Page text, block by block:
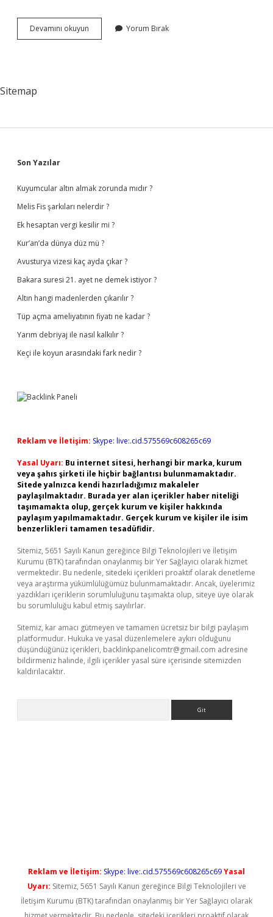
Devamını okuyun Aşurenin
Rengi
Yorum Bırak
Sitemap
Sidebar
Son Yazılar
Kuyumcular altın almak zorunda mıdır ?
Melis Fis şarkıları nelerdir ?
Ek hesaptan vergi kesilir mi ?
Kur’an’da dünya düz mü ?
Avusturya vizesi kaç ayda çıkar ?
Bakara suresi 21. ayet ne demek istiyor ?
Altın hangi madenlerden çıkarılır ?
Tüp açma ameliyatının fiyatı ne kadar ?
Yarım debriyaj ile nasıl kalkılır ?
Keçi ile koyun arasındaki fark nedir ?
Reklam ve İletişim: Skype: live:.cid.575569c608265c69
Yasal Uyarı: Bu internet sitesi, herhangi bir marka, kurum
veya şahıs şirketi ile hiçbir bağlantısı bulunmamaktadır.
Sitede yalnızca kendi hazırladığımız makaleler
paylaşılmaktadır. Burada yer alan içerikler haber niteliği
taşımamakta olup, gerçek kurum ve kişiler hakkında
paylaşım yapılmamaktadır. Gerçek kurum ve kişiler ile isim
benzerlikleri tamamen tesadüfidir.
Sitemiz, 5651 Sayılı Kanun gereğince Bilgi Teknolojileri ve İletişim
Kurumu (BTK) tarafından onaylanmış bir Yer Sağlayıcı olarak hizmet
vermektedir. Bu nedenle, sitedeki içerikleri proaktif olarak denetleme
veya araştırma yükümlülüğümüz bulunmamaktadır. Ancak, üyelerimiz
yazdıkları içeriklerin sorumluluğunu taşımakta olup, siteye üye olarak
bu sorumluluğu kabul etmiş sayılırlar.
Sitemiz, kar amacı gütmeyen ve tamamen ücretsiz bir bilgi paylaşım
platformudur. Hukuka ve yasal düzenlemelere aykırı olduğunu
düşündüğünüz içerikleri, backlinkpanelicomtr@gmail.com adresine
bildirmeniz halinde, ilgili içerikler yasal süre içerisinde sitemizden
kaldırılacaktır.
Reklam ve İletişim: Skype: live:.cid.575569c608265c69Yasal
Uyarı: Sitemiz, 5651 Sayılı Kanun gereğince Bilgi Teknolojileri ve
İletişim Kurumu (BTK) tarafından onaylanmış bir Yer Sağlayıcı olarak